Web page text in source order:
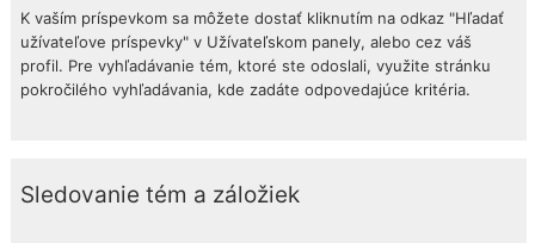
K vaším príspevkom sa môžete dostať kliknutím na odkaz "Hľadať
užívateľove príspevky" v Užívateľskom panely, alebo cez váš
profil. Pre vyhľadávanie tém, ktoré ste odoslali, využite stránku
pokročilého vyhľadávania, kde zadáte odpovedajúce kritéria.
Sledovanie tém a záložiek